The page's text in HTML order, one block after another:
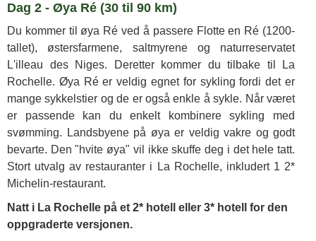
Dag 2 - Øya Ré (30 til 90 km)
Du kommer til øya Ré ved å passere Flotte en Ré (1200-
tallet), østersfarmene, saltmyrene og naturreservatet
L'illeau des Niges. Deretter kommer du tilbake til La
Rochelle. Øya Ré er veldig egnet for sykling fordi det er
mange sykkelstier og de er også enkle å sykle. Når været
er passende kan du enkelt kombinere sykling med
svømming. Landsbyene på øya er veldig vakre og godt
bevarte. Den "hvite øya" vil ikke skuffe deg i det hele tatt.
Stort utvalg av restauranter i La Rochelle, inkludert 1 2*
Michelin-restaurant.
Natt i La Rochelle på et 2* hotell eller 3* hotell for den
oppgraderte versjonen.